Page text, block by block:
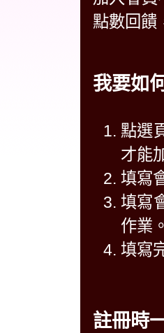
點數回饋
我要如
點選
才能
填寫
填寫
作業。
填寫
註冊時